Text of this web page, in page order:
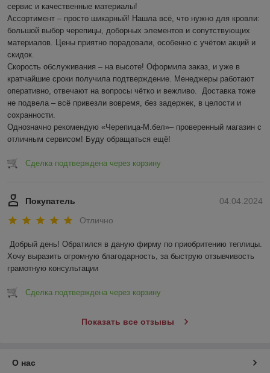
сервис и качественные материалы!
Ассортимент – просто шикарный! Нашла всё, что нужно для кровли:
большой выбор черепицы, доборных элементов и сопутствующих
материалов. Цены приятно порадовали, особенно с учётом акций и
скидок.
Скорость обслуживания – на высоте! Оформила заказ, и уже в
кратчайшие сроки получила подтверждение. Менеджеры работают
оперативно, отвечают на вопросы чётко и вежливо.  Доставка тоже
не подвела – всё привезли вовремя, без задержек, в целости и
сохранности.
Однозначно рекомендую «Черепица-М.бел»– проверенный магазин с
отличным сервисом! Буду обращаться ещё!
Сделка подтверждена через корзину
04.04.2024
Покупатель
Отлично
Добрый день! Обратился в даную фирму по приобритению теплицы.
Хочу выразить огромную благодарность, за быструю отзывчивость
грамотную консультации
Сделка подтверждена через корзину
Показать все отзывы
О нас